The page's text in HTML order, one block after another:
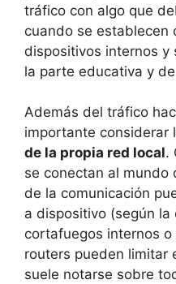
tráfico con algo que
cuando se establecen
dispositivos internos y
la parte educativa y
Además del tráfico
importante considerar
de la propia red local.
se conectan al mundo
de la comunicación
a dispositivo (según la
cortafuegos internos
routers pueden limitar
suele notarse sobre